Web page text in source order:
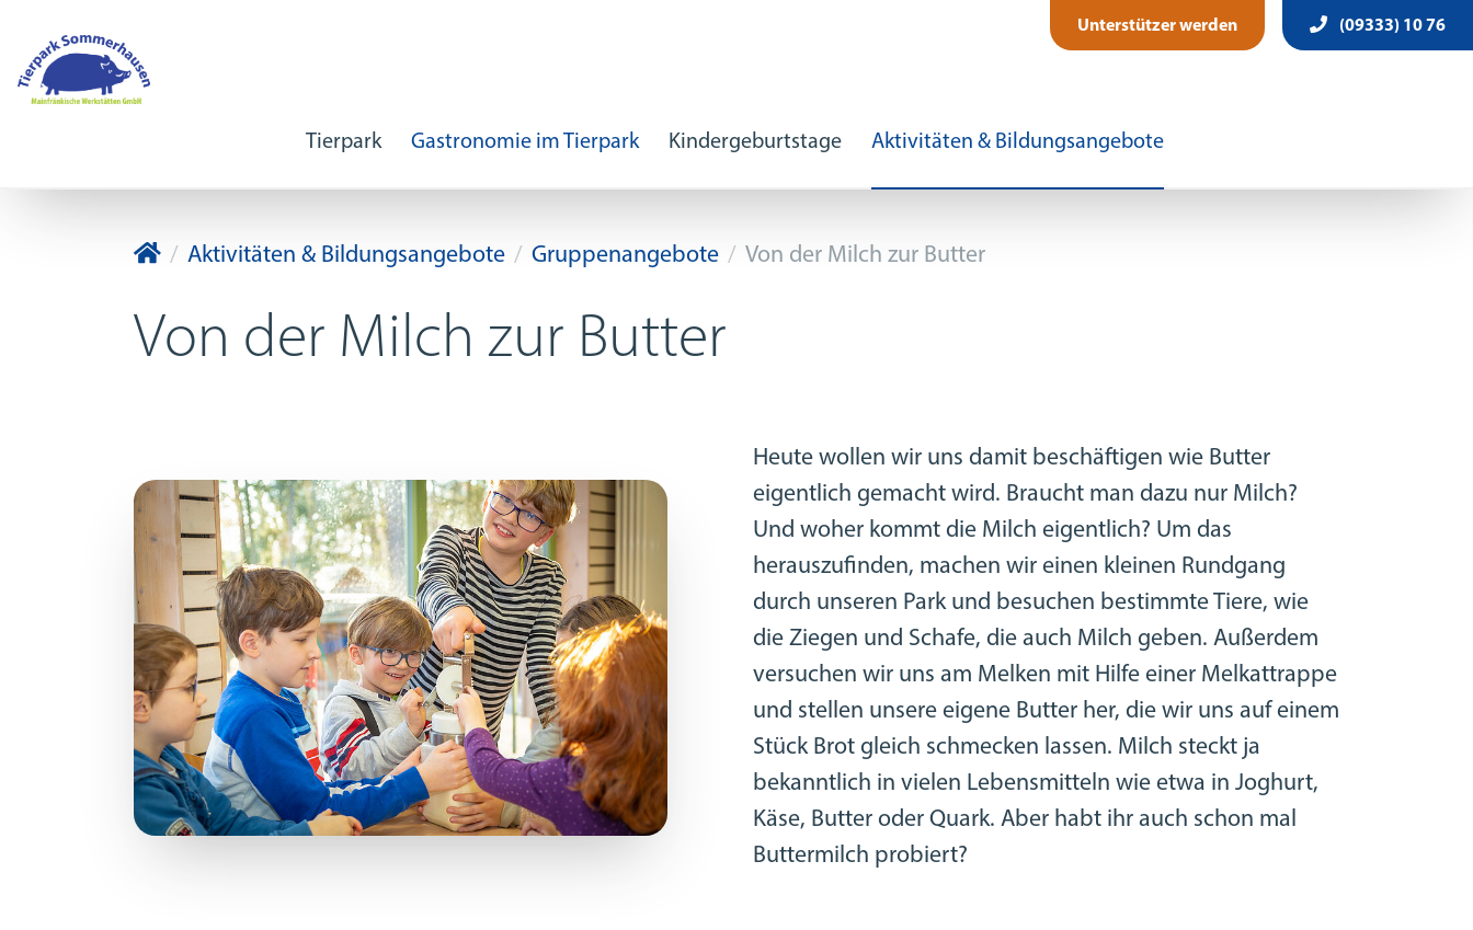
Unterstützer werden (09333) 10 76
Tierpark Gastronomie im Tierpark Kindergeburtstage Aktivitäten & Bildungsangebote
Tierpark Sommerhausen
Aktivitäten & Bildungsangebote Gruppenangebote Von der Milch zur Butter
Von der Milch zur Butter
Heute wollen wir uns damit beschäftigen wie Butter
eigentlich gemacht wird. Braucht man dazu nur Milch?
Und woher kommt die Milch eigentlich? Um das
herauszufinden, machen wir einen kleinen Rundgang
durch unseren Park und besuchen bestimmte Tiere, wie
die Ziegen und Schafe, die auch Milch geben. Außerdem
versuchen wir uns am Melken mit Hilfe einer Melkattrappe
und stellen unsere eigene Butter her, die wir uns auf einem
Stück Brot gleich schmecken lassen. Milch steckt ja
bekanntlich in vielen Lebensmitteln wie etwa in Joghurt,
Käse, Butter oder Quark. Aber habt ihr auch schon mal
Buttermilch probiert?